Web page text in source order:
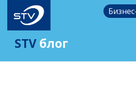
STV блог